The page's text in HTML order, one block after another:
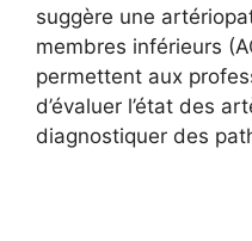
suggère une
membres inférieurs
permettent aux
d’évaluer l’état des
diagnostiquer des